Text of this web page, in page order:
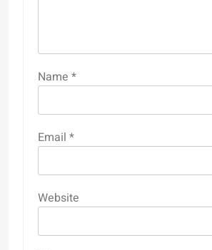
Name *
Email *
Website